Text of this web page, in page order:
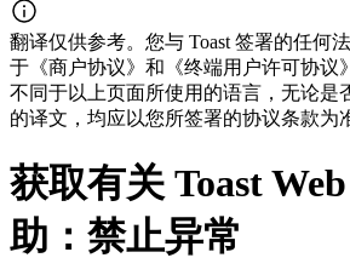
翻译仅供参考。您与 Toast 签署的任何
于《商户协议》和《终端用户许可协议
不同于以上页面所使用的语言，无论是
的译文，均应以您所签署的协议条款为
获取有关 Toast
助：禁止异常